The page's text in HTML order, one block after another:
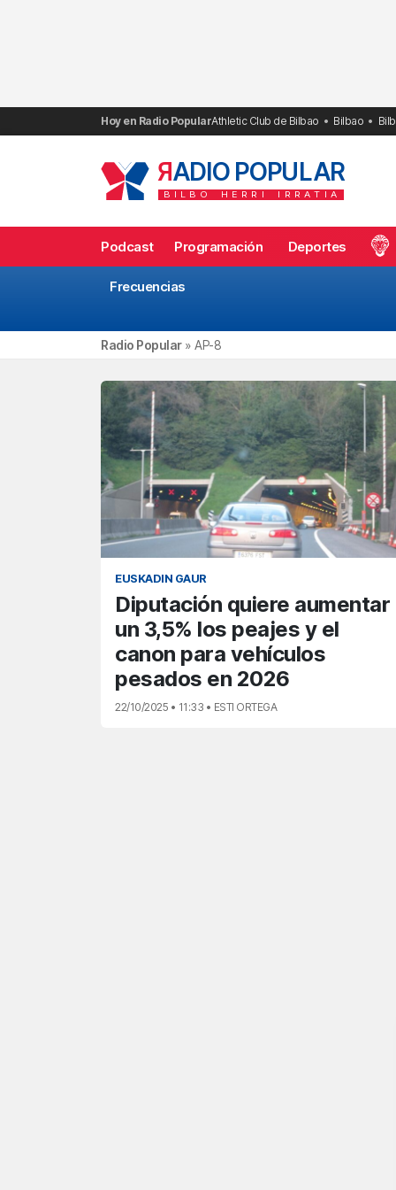
Hoy en Radio PopularAthletic Club de Bilbao Bilbao
RADIO POPULAR
BILBO HERRI IRRATIA
Podcast Programación Deportes
Frecuencias
Radio Popular» AP-8
EUSKADIN GAUR
Diputación quiere aumentar
un 3,5% los peajes y el
canon para vehículos
pesados en 2026
22/10/2025 • 11:33 • ESTI ORTEGA